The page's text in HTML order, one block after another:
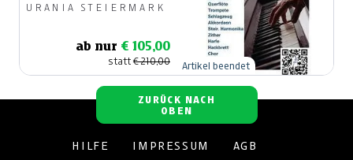
für Musikkurse
URANIA STEIERMARK
ab nur € 105,00
statt€ 210,00 Artikel beendet
ZURÜCK NACH
OBEN
HILFE IMPRESSUM AGB